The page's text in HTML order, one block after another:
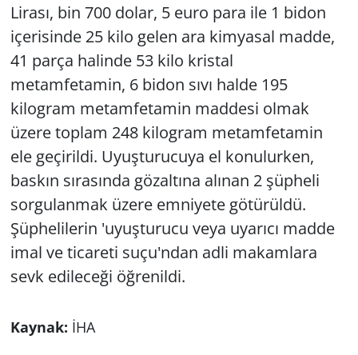
Lirası, bin 700 dolar, 5 euro para ile 1 bidon
içerisinde 25 kilo gelen ara kimyasal madde,
41 parça halinde 53 kilo kristal
metamfetamin, 6 bidon sıvı halde 195
kilogram metamfetamin maddesi olmak
üzere toplam 248 kilogram metamfetamin
ele geçirildi. Uyuşturucuya el konulurken,
baskın sırasında gözaltına alınan 2 şüpheli
sorgulanmak üzere emniyete götürüldü.
Şüphelilerin 'uyuşturucu veya uyarıcı madde
imal ve ticareti suçu'ndan adli makamlara
sevk edileceği öğrenildi.
Kaynak: İHA